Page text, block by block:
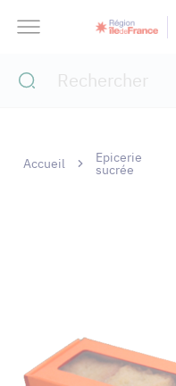
Accueil Epicerie
sucrée